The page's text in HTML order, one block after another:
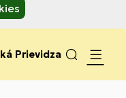
Prievidza